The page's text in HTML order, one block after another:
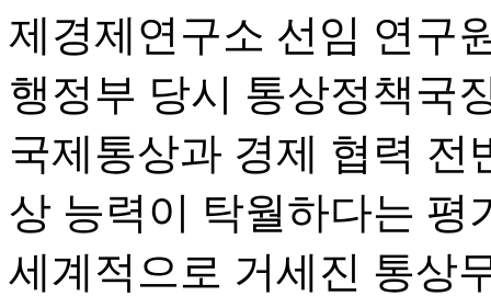
제경제연구소 선임 연구
행정부 당시 통상정책국
국제통상과 경제 협력 전
상 능력이 탁월하다는 평
세계적으로 거세진 통상